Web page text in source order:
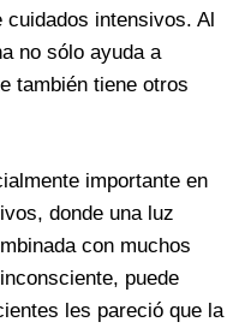
cuidados intensivos. Al
no sólo ayuda a
también tiene otros
importante en
donde una luz
con muchos
puede
les pareció que la